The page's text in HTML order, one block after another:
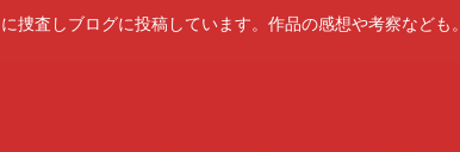
捜査しブログに投稿しています。作品の感想や考察なども。